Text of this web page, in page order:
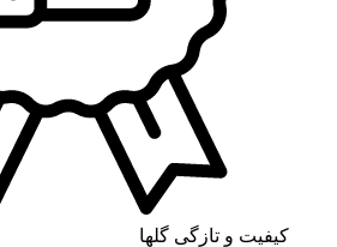
کیفیت و تازگی گلها